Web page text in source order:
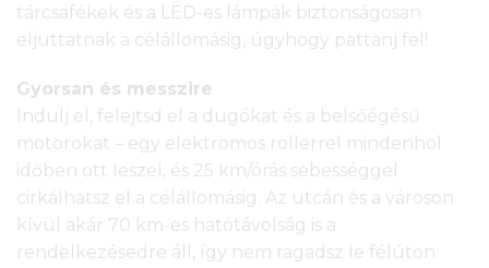
tárcsafékek és a LED-es lámpák biztonságosan
eljuttatnak a célállomásig, úgyhogy pattanj fel!
Gyorsan és messzire
Indulj el, felejtsd el a dugókat és a belsőégésű
motorokat – egy elektromos rollerrel mindenhol
időben ott leszel, és 25 km/órás sebességgel
cirkálhatsz el a célállomásig. Az utcán és a városon
kívül akár 70 km-es hatótávolság is a
rendelkezésedre áll, így nem ragadsz le félúton.